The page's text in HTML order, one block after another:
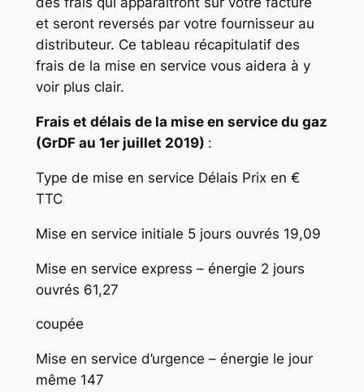
et seront reversés par votre fournisseur au
distributeur. Ce tableau récapitulatif des
frais de la mise en service vous aidera à y
voir plus clair.
Frais et délais de la mise en service du gaz
(GrDF au 1er juillet 2019) :
Type de mise en service Délais Prix en €
TTC
Mise en service initiale 5 jours ouvrés 19,09
Mise en service express – énergie 2 jours
ouvrés 61,27
coupée
Mise en service d’urgence – énergie le jour
même 147